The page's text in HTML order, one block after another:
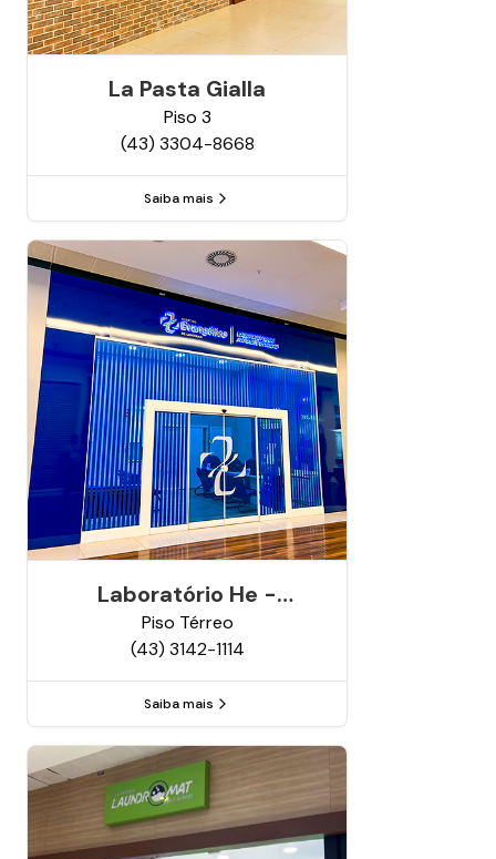
La Pasta Gialla
Piso 3
(43) 3304-8668
Saiba mais
Laboratório He -
Análises Clínicas
Piso Térreo
(43) 3142-1114
Saiba mais